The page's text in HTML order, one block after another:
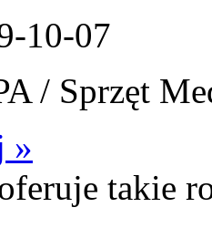
10-07
/ Sprzęt
»
takie